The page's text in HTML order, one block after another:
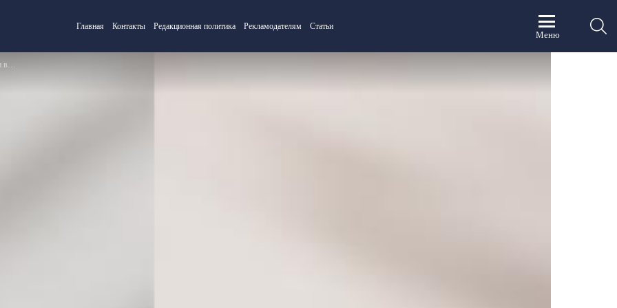
Главная Контакты Редакционная политика Рекламодателям Статьи
Меню